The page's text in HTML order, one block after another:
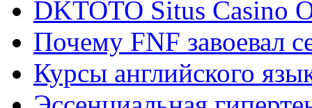
DKTOTO Situs Casino
Почему FNF завоевал
Курсы английского